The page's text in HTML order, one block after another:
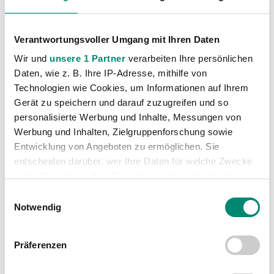
Verantwortungsvoller Umgang mit Ihren Daten
Wir und unsere 1 Partner verarbeiten Ihre persönlichen
Daten, wie z. B. Ihre IP-Adresse, mithilfe von
Technologien wie Cookies, um Informationen auf Ihrem
Gerät zu speichern und darauf zuzugreifen und so
personalisierte Werbung und Inhalte, Messungen von
Werbung und Inhalten, Zielgruppenforschung sowie
Entwicklung von Angeboten zu ermöglichen. Sie
entscheiden darüber, wer Ihre Daten für welche Zwecke
Trigger Symbol ändern oder widerrufen
Erfahren Sie mehr darüber, wie Ihre persönlichen Daten
verarbeitet werden, und legen Sie Ihre Präferenzen im
Notwendig
Präferenzen
wir auch ein Tor machen können.“
Daniel Royer:„Das war eine geile Partie. Für uns war
sogar mehr möglich, auch wir hatten unsere
Chancen. In unserer jungen Mannschaft musste jeder
Verantwortung übernehmen, das haben wir gemacht.
Im Rückspiel wird es schwer, aber mit einem Auftritt
wie heute ist alles möglich.“